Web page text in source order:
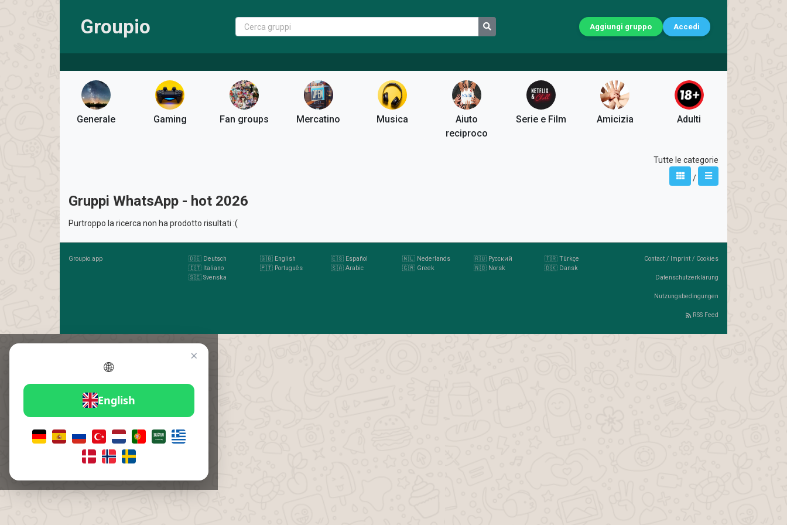
Groupio Aggiungi gruppo Accedi
Generale Gaming Fan groups Mercatino Musica
Aiuto
reciproco
Serie e Film Amicizia Adulti
Tutte le categorie
/
Gruppi WhatsApp - hot 2026
Purtroppo la ricerca non ha prodotto risultati :(
Groupio.app 🇩🇪 Deutsch 🇬🇧 English 🇪🇸 Español 🇳🇱 Nederlands 🇷🇺 Русский
🇹🇷 Türkçe
🇮🇹 Italiano
🇵🇹 Português 🇸🇦 Arabic 🇬🇷 Greek 🇳🇴 Norsk
🇩🇰 Dansk
🇸🇪 Svenska
Contact / Imprint / Cookies
Datenschutzerklärung
Nutzungsbedingungen
RSS Feed
×
🌐
English